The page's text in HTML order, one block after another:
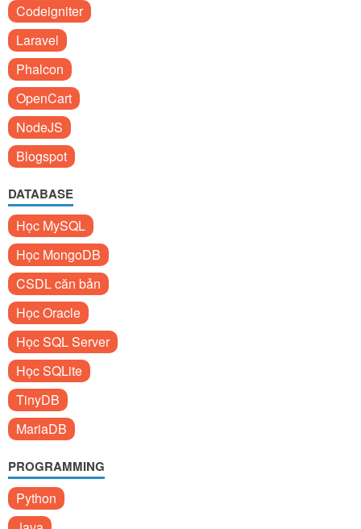
Codeigniter
Laravel
Phalcon
OpenCart
NodeJS
Blogspot
DATABASE
Học MySQL
Học MongoDB
CSDL căn bản
Học Oracle
Học SQL Server
Học SQLite
TinyDB
MariaDB
PROGRAMMING
Python